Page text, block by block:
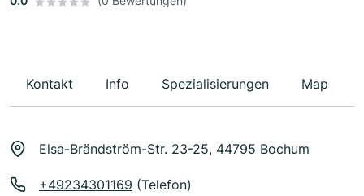
Kontakt Info Spezialisierungen Map
Elsa-Brändström-Str. 23-25, 44795 Bochum
+49234301169 (Telefon)